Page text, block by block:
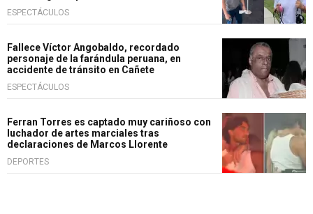
ESPECTÁCULOS
Fallece Víctor Angobaldo, recordado
personaje de la farándula peruana, en
accidente de tránsito en Cañete
ESPECTÁCULOS
Ferran Torres es captado muy cariñoso con
luchador de artes marciales tras
declaraciones de Marcos Llorente
DEPORTES